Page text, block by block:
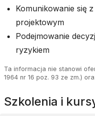
Komunikowanie się z
projektowym
Podejmowanie
ryzykiem
Ta informacja nie stanowi
1964 nr 16 poz. 93 ze zm.)
szkolenia i